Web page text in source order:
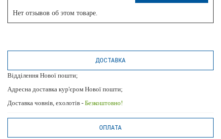
Нет отзывов об этом товаре.
ДОСТАВКА
Відділення Нової пошти;
Адресна доставка кур'єром Нової пошти;
Доставка човнів, ехолотів - Безкоштовно!
ОПЛАТА